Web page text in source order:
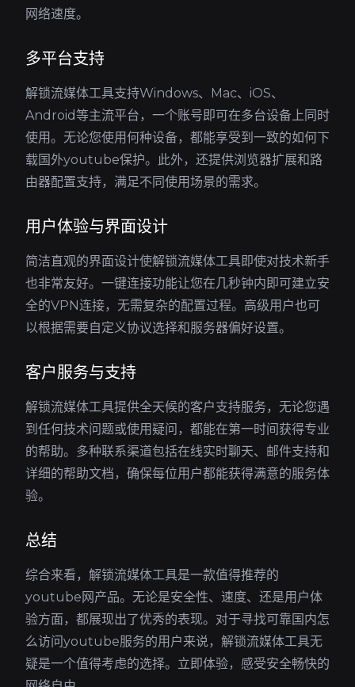
网络速度。
多平台支持
解锁流媒体工具支持Windows、Mac、iOS、
Android等主流平台，一个账号即可在多台设备上同时
使用。无论您使用何种设备，都能享受到一致的如何下
载国外youtube保护。此外，还提供浏览器扩展和路
由器配置支持，满足不同使用场景的需求。
用户体验与界面设计
简洁直观的界面设计使解锁流媒体工具即使对技术新手
也非常友好。一键连接功能让您在几秒钟内即可建立安
全的VPN连接，无需复杂的配置过程。高级用户也可
以根据需要自定义协议选择和服务器偏好设置。
客户服务与支持
解锁流媒体工具提供全天候的客户支持服务，无论您遇
到任何技术问题或使用疑问，都能在第一时间获得专业
的帮助。多种联系渠道包括在线实时聊天、邮件支持和
详细的帮助文档，确保每位用户都能获得满意的服务体
验。
总结
综合来看，解锁流媒体工具是一款值得推荐的
youtube网产品。无论是安全性、速度、还是用户体
验方面，都展现出了优秀的表现。对于寻找可靠国内怎
么访问youtube服务的用户来说，解锁流媒体工具无
疑是一个值得考虑的选择。立即体验，感受安全畅快的